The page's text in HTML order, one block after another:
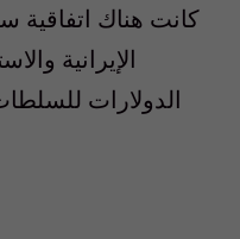
كانت هناك اتفاقية
الإيرانية
الدولارات